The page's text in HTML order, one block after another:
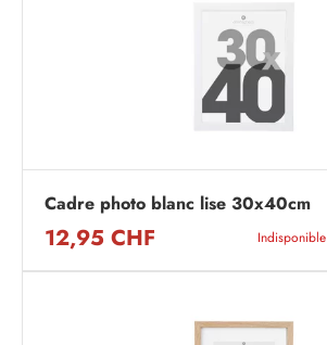
Cadre photo blanc lise 30x40cm
12,95 CHF Indisponible